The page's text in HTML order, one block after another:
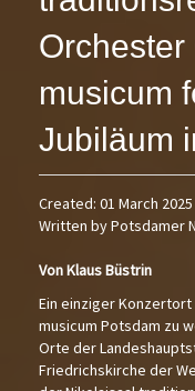
musicum
Jubiläum
Created: 01 March 2025
Written by Potsdamer
Von Klaus Büstrin
Ein einziger
musicum Potsdam zu
Orte der
Friedrichskirche der